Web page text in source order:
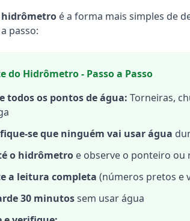
hidrômetro é a forma mais simples de
passo:
do Hidrômetro - Passo a Passo
todos os pontos de água: Torneiras,
se que ninguém vai usar água
o hidrômetro e observe o ponteiro ou
a leitura completa (números pretos e
30 minutossem usar água